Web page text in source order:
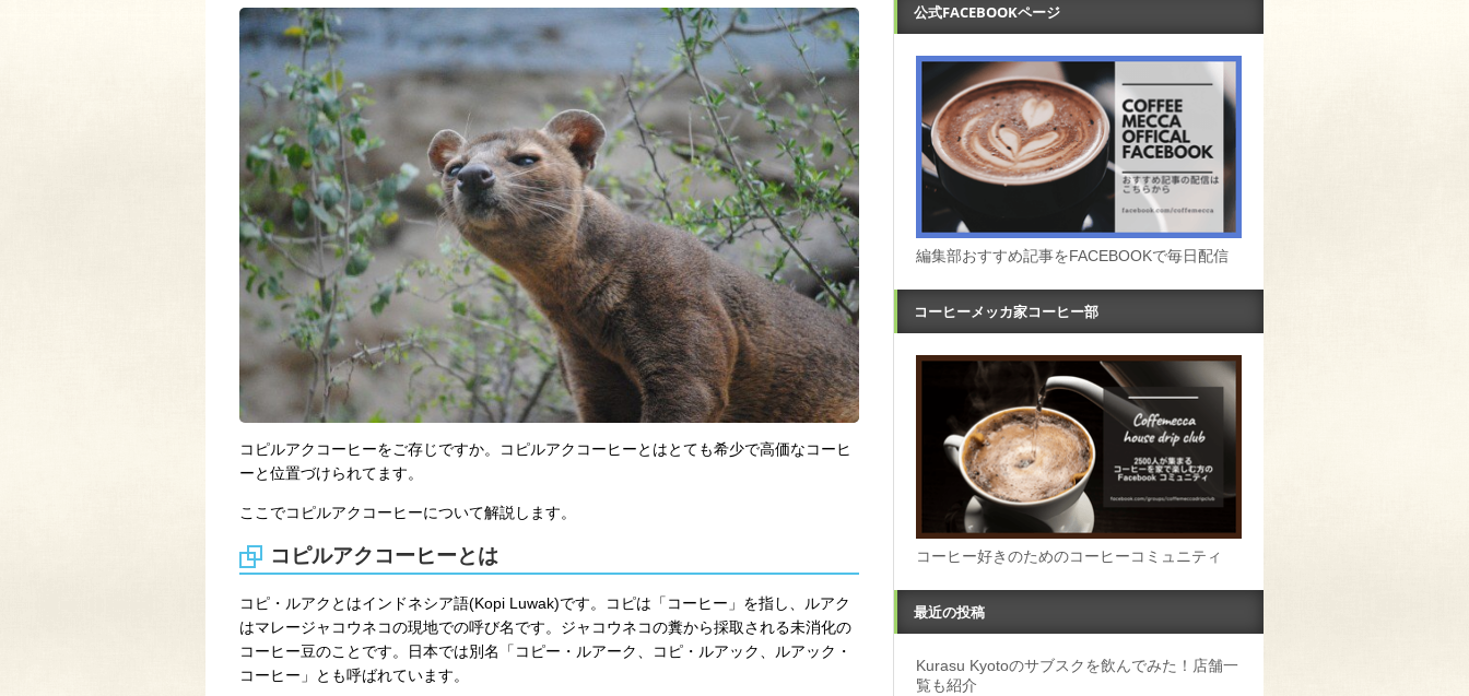
コピルアクコーヒーをご存じですか。コピルアクコーヒーとはとても希少で高価なコーヒ
ーと位置づけられてます。
ここでコピルアクコーヒーについて解説します。
コピルアクコーヒーとは
コピ・ルアクとはインドネシア語(Kopi Luwak)です。コピは「コーヒー」を指し、ルアク
はマレージャコウネコの現地での呼び名です。ジャコウネコの糞から採取される未消化の
コーヒー豆のことです。日本では別名「コピー・ルアーク、コピ・ルアック、ルアック・
コーヒー」とも呼ばれています。
公式FACEBOOKページ
編集部おすすめ記事をFACEBOOKで毎日配信
コーヒーメッカ家コーヒー部
コーヒー好きのためのコーヒーコミュニティ
最近の投稿
Kurasu Kyotoのサブスクを飲んでみた！店舗一
覧も紹介